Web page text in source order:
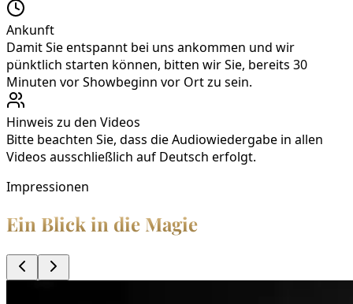
Ankunft
Damit Sie entspannt bei uns ankommen und wir
pünktlich starten können, bitten wir Sie, bereits 30
Minuten vor Showbeginn vor Ort zu sein.
Hinweis zu den Videos
Bitte beachten Sie, dass die Audiowiedergabe in allen
Videos ausschließlich auf Deutsch erfolgt.
Impressionen
Ein Blick in die Magie